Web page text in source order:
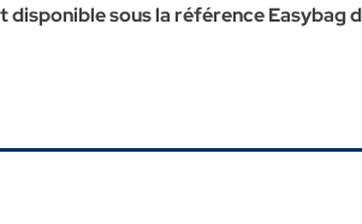
sous la référence Easybag